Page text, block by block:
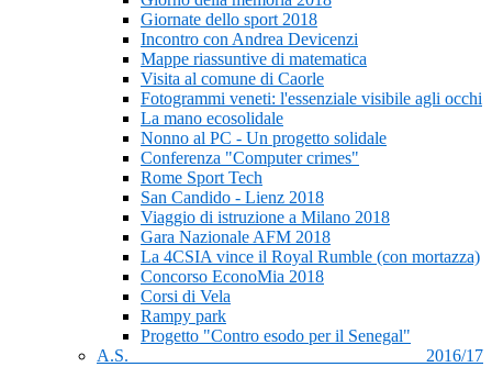
Giornate dello sport 2018
Incontro con Andrea Devicenzi
Mappe riassuntive di matematica
Visita al comune di Caorle
Fotogrammi veneti: l'essenziale visibile agli occhi
La mano ecosolidale
Nonno al PC - Un progetto solidale
Conferenza "Computer crimes"
Rome Sport Tech
San Candido - Lienz 2018
Viaggio di istruzione a Milano 2018
Gara Nazionale AFM 2018
La 4CSIA vince il Royal Rumble (con mortazza)
Concorso EconoMia 2018
Corsi di Vela
Rampy park
Progetto "Contro esodo per il Senegal"
A.S. 2016/17